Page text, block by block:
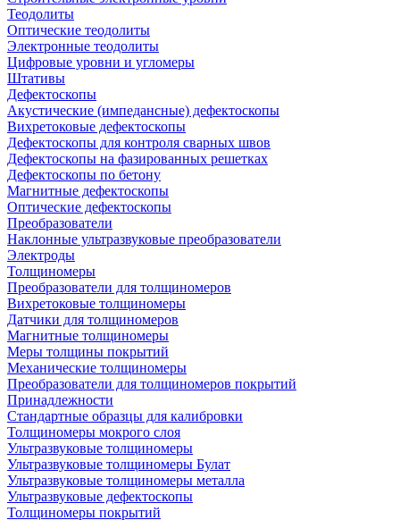
Теодолиты
Оптические теодолиты
Электронные теодолиты
Цифровые уровни и угломеры
Штативы
Дефектоскопы
Акустические (импедансные) дефектоскопы
Вихретоковые дефектоскопы
Дефектоскопы для контроля сварных швов
Дефектоскопы на фазированных решетках
Дефектоскопы по бетону
Магнитные дефектоскопы
Оптические дефектоскопы
Преобразователи
Наклонные ультразвуковые преобразователи
Электроды
Толщиномеры
Преобразователи для толщиномеров
Вихретоковые толщиномеры
Датчики для толщиномеров
Магнитные толщиномеры
Меры толщины покрытий
Механические толщиномеры
Преобразователи для толщиномеров покрытий
Принадлежности
Стандартные образцы для калибровки
Толщиномеры мокрого слоя
Ультразвуковые толщиномеры
Ультразвуковые толщиномеры Булат
Ультразвуковые толщиномеры металла
Ультразвуковые дефектоскопы
Толщиномеры покрытий